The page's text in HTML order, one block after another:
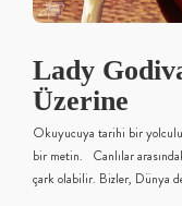
Lady
Üzerine
Okuyucuya tarihi bir
bir metin. Canlılar
çark olabilir. Bizler, Dünya